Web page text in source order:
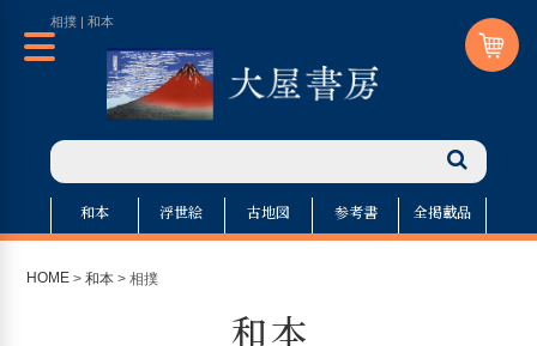
相撲 | 和本
和本 浮世絵 古地図 参考書 全掲載品
HOME >和本 > 相撲
和本